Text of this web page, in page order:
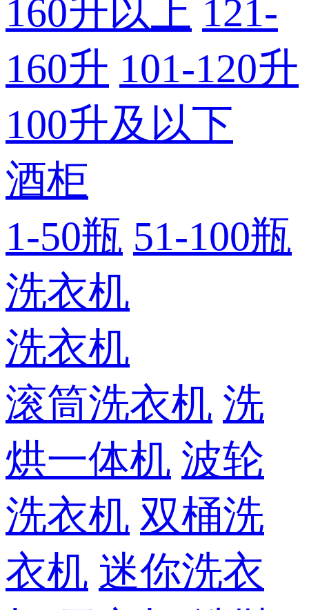
160升以上 121-
160升 101-120升
100升及以下
酒柜
1-50瓶 51-100瓶
洗衣机
洗衣机
滚筒洗衣机 洗
烘一体机 波轮
洗衣机 双桶洗
衣机 迷你洗衣